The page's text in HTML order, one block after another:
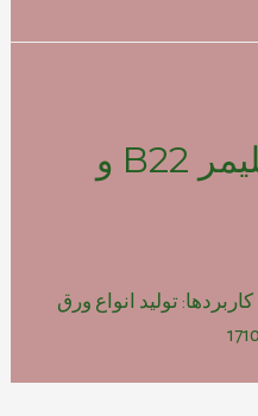
پودر فوم دهنده پلیمر B22 و
پودر فوم دهنده پلیمر B22 وB21 کاربردها: تولید انواع ورق